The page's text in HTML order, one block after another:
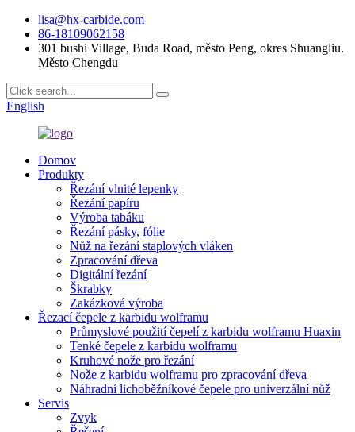
lisa@hx-carbide.com
86-18109062158
301 bushi Village, Buda Road, město Peng, okres Shuangliu.
Město Chengdu
English
Domov
Produkty
Řezání vlnité lepenky
Řezání papíru
Výroba tabáku
Řezání pásky, fólie
Nůž na řezání staplových vláken
Zpracování dřeva
Digitální řezání
Škrabky
Zakázková výroba
Řezací čepele z karbidu wolframu
Průmyslové použití čepelí z karbidu wolframu Huaxin
Tenké čepele z karbidu wolframu
Kruhové nože pro řezání
Nože z karbidu wolframu pro zpracování dřeva
Náhradní lichoběžníkové čepele pro univerzální nůž
Servis
Zvyk